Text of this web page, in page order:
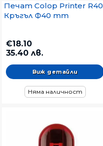
Печат Colop Printer R40
Кръгъл Ф40 mm
€18.10
35.40 лв.
Виж детайли
Няма наличност